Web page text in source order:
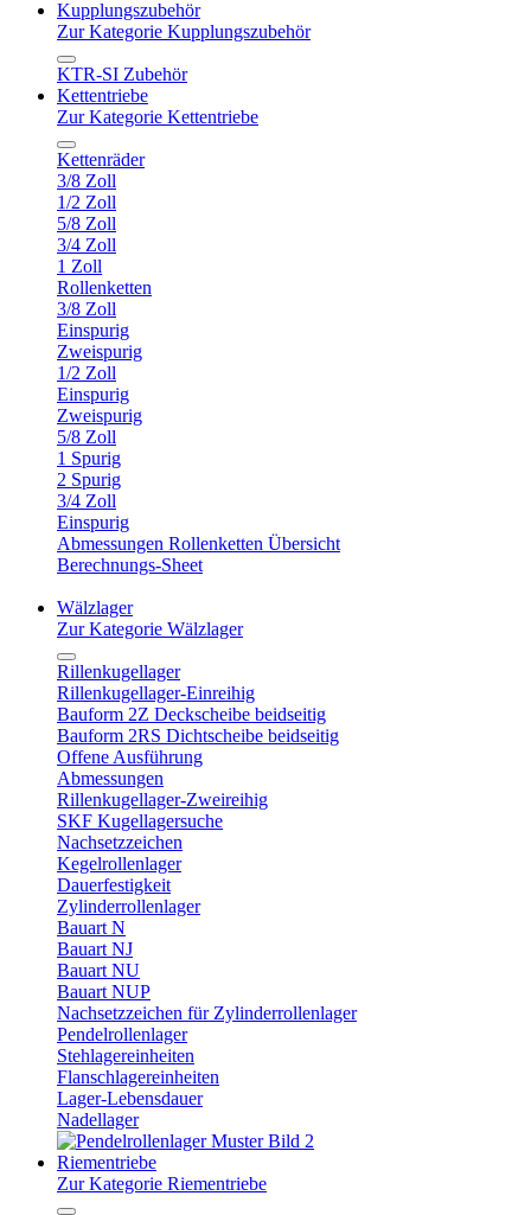
Kupplungszubehör
Zur Kategorie Kupplungszubehör
KTR-SI Zubehör
Kettentriebe
Zur Kategorie Kettentriebe
Kettenräder
3/8 Zoll
1/2 Zoll
5/8 Zoll
3/4 Zoll
1 Zoll
Rollenketten
3/8 Zoll
Einspurig
Zweispurig
1/2 Zoll
Einspurig
Zweispurig
5/8 Zoll
1 Spurig
2 Spurig
3/4 Zoll
Einspurig
Abmessungen Rollenketten Übersicht
Berechnungs-Sheet
Wälzlager
Zur Kategorie Wälzlager
Rillenkugellager
Rillenkugellager-Einreihig
Bauform 2Z Deckscheibe beidseitig
Bauform 2RS Dichtscheibe beidseitig
Offene Ausführung
Abmessungen
Rillenkugellager-Zweireihig
SKF Kugellagersuche
Nachsetzzeichen
Kegelrollenlager
Dauerfestigkeit
Zylinderrollenlager
Bauart N
Bauart NJ
Bauart NU
Bauart NUP
Nachsetzzeichen für Zylinderrollenlager
Pendelrollenlager
Stehlagereinheiten
Flanschlagereinheiten
Lager-Lebensdauer
Nadellager
Riementriebe
Zur Kategorie Riementriebe